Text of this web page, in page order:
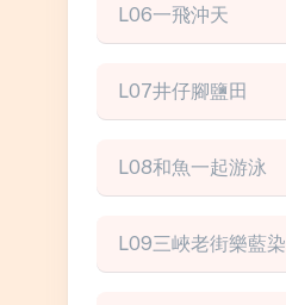
L06一飛沖天
L07井仔腳鹽田
L08和魚一起游泳
L09三峽老街樂藍染